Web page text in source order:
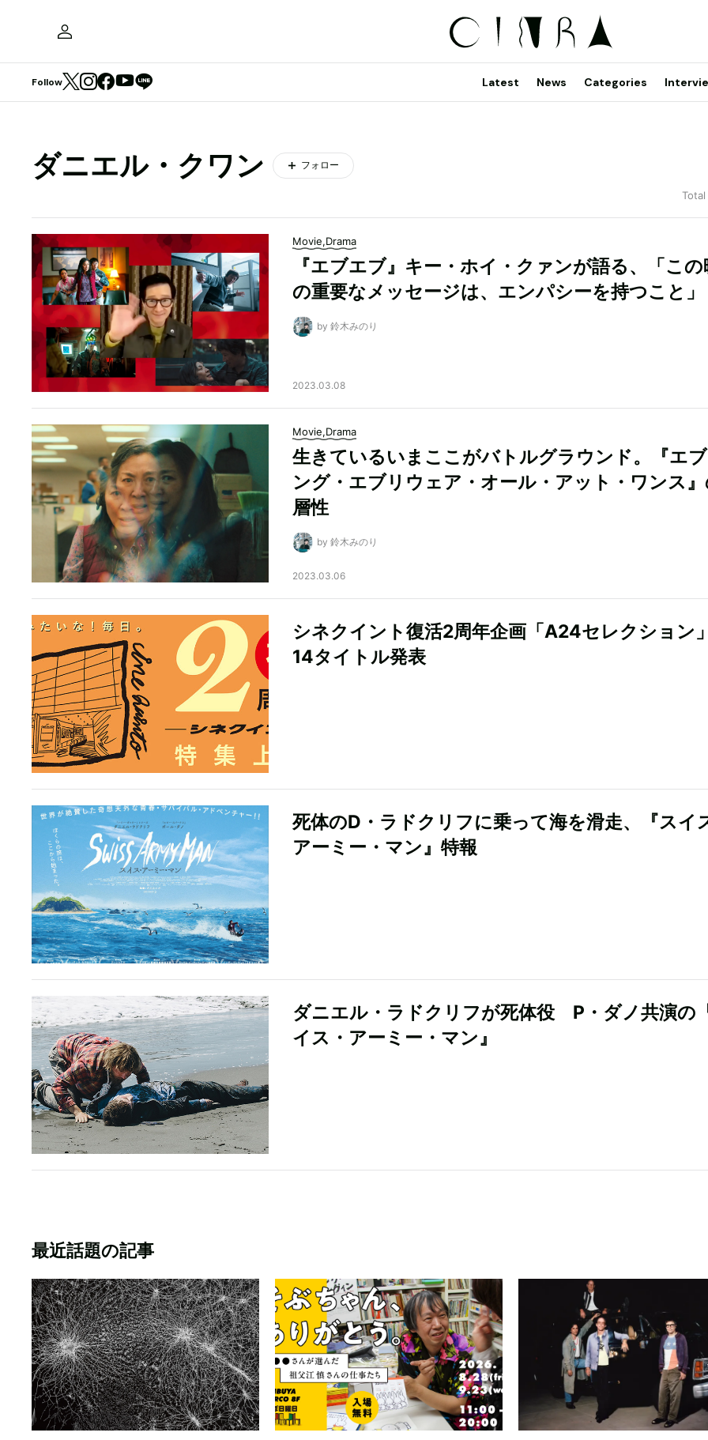
Follow Latest News Categories
ダニエル・クワン フォロー
Movie,Drama
『エブエブ』キー・ホイ・クァンが語る、「この
の重要なメッセージは、エンパシーを持つこと」
by 鈴木みのり
2023.03.08
Movie,Drama
生きているいまここがバトルグラウンド。『エ
ング・エブリウェア・オール・アット・ワンス
層性
by 鈴木みのり
2023.03.06
シネクイント復活2周年企画「A24セレクション
14タイトル発表
死体のD・ラドクリフに乗って海を滑走、『スイ
アーミー・マン』特報
ダニエル・ラドクリフが死体役 P・ダノ共演の
イス・アーミー・マン』
最近話題の記事